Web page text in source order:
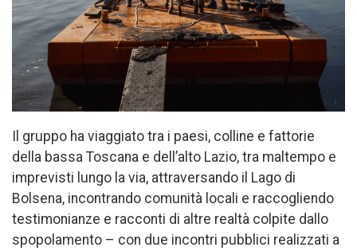
Il gruppo ha viaggiato tra i paesi, colline e fattorie
della bassa Toscana e dell’alto Lazio, tra maltempo e
imprevisti lungo la via, attraversando il Lago di
Bolsena, incontrando comunità locali e raccogliendo
testimonianze e racconti di altre realtà colpite dallo
spopolamento – con due incontri pubblici realizzati a